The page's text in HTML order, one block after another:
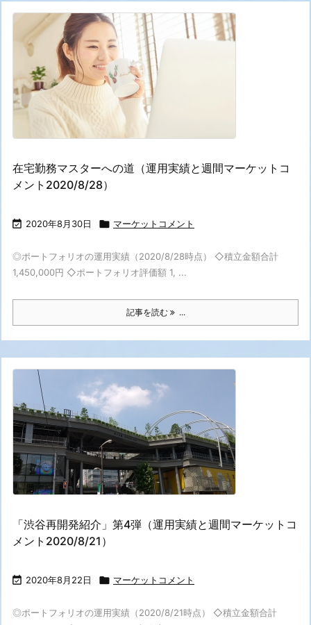
在宅勤務マスターへの道（運用実績と週間マーケットコ
メント2020/8/28）
 2020年8月30日  マーケットコメント
◎ポートフォリオの運用実績（2020/8/28時点） ◇積立金額合計
1,450,000円 ◇ポートフォリオ評価額 1, ...
記事を読む ...
「渋谷再開発紹介」第4弾（運用実績と週間マーケットコ
メント2020/8/21）
 2020年8月22日  マーケットコメント
◎ポートフォリオの運用実績（2020/8/21時点） ◇積立金額合計